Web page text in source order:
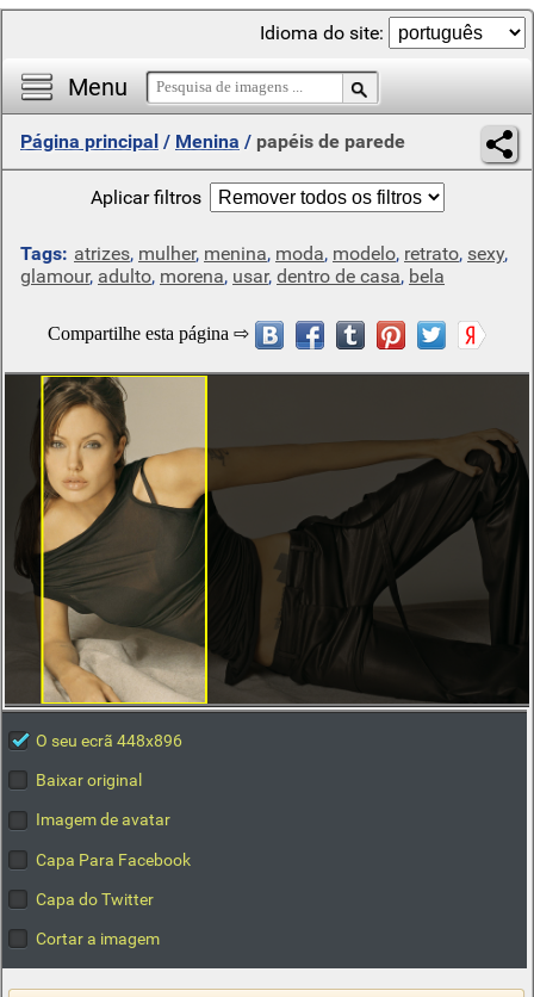
Menu
Idioma do site:
Página principal / Menina / papéis de parede
Aplicar filtros
Tags: atrizes, mulher, menina, moda, modelo, retrato, sexy,
glamour, adulto, morena, usar, dentro de casa, bela
O seu ecrã 448x896
Baixar original
Imagem de avatar
Capa Para Facebook
Capa do Twitter
Cortar a imagem